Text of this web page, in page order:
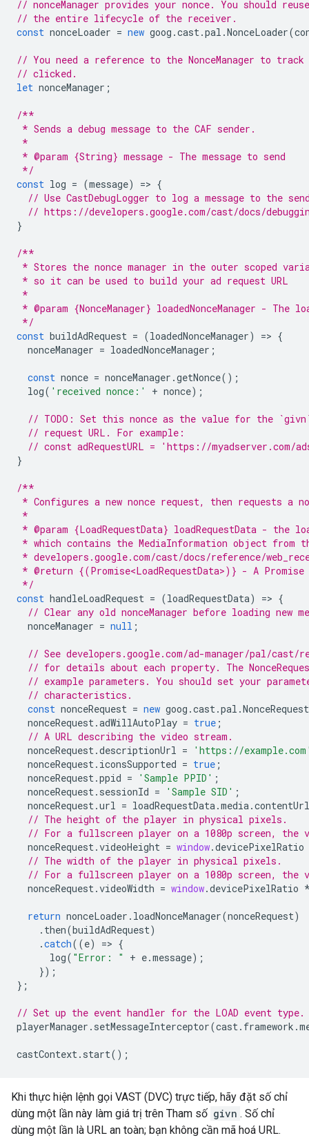
// nonceManager provides your nonce. You should
// the entire lifecycle of the receiver.
const nonceLoader = new goog .cast.pal .NonceLoader(
// You need a reference to the NonceManager to track
// clicked.
let nonceManager ;
/**
* Sends a debug message to the CAF sender.
*
* @param {String} message - The message to send
*/
const log = (message) => {
// Use CastDebugLogger to log a message to the
// https://developers.google.com/cast/docs/
}
/**
* Stores the nonce manager in the outer scoped
* so it can be used to build your ad request URL
*
* @param {NonceManager} loadedNonceManager - The
*/
const buildAdRequest = (loadedNonceManager) => {
nonceManager = loadedNonceManager ;
const nonce = nonceManager .getNonce();
log( 'received nonce:' + nonce);
// TODO: Set this nonce as the value for the
// request URL. For example:
// const adRequestURL = 'https://myadserver.com/
}
/**
* Configures a new nonce request, then requests a
*
* @param {LoadRequestData} loadRequestData - the
* which contains the MediaInformation object from
* developers.google.com/cast/docs/reference/
* @return {(Promise<LoadRequestData>)} - A
*/
const handleLoadRequest = (loadRequestData) => {
// Clear any old nonceManager before loading new
nonceManager = null ;
// See developers.google.com/ad-manager/pal/cast/
// for details about each property. The
// example parameters. You should set your
// characteristics.
const nonceRequest = new goog .cast.pal .NonceRequest
nonceRequest.adWillAutoPlay = true ;
// A URL describing the video stream.
nonceRequest.descriptionUrl =
'https://
nonceRequest. iconsSupported = true ;
nonceRequest.ppid = 'Sample PPID' ;
nonceRequest. sessionId = 'Sample SID' ;
nonceRequest.url = loadRequestData.media.contentUrl
// The height of the player in physical pixels.
// For a fullscreen player on a 1080p screen, the
nonceRequest.videoHeight = window.devicePixelRatio
// The width of the player in physical pixels.
// For a fullscreen player on a 1080p screen, the
nonceRequest.videoWidth = window.devicePixelRatio
return nonceLoader . loadNonceManager(nonceRequest)
. then(buildAdRequest)
.catch((e) => {
log( "Error: " + e.message);
});
};
// Set up the event handler for the LOAD event type.
playerManager . setMessageInterceptor(cast. framework .
castContext. start();
Khi thực hiện lệnh gọi VAST (DVC) trực tiếp, hãy đặt số chỉ
dùng một lần này làm giá trị trên Tham số givn . Số chỉ
dùng một lần là URL an toàn; bạn không cần mã hoá URL.